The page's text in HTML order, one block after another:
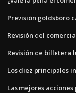
Previsión goldsboro
Revisión del
Revisión de billetera
Los diez principales
Las mejores